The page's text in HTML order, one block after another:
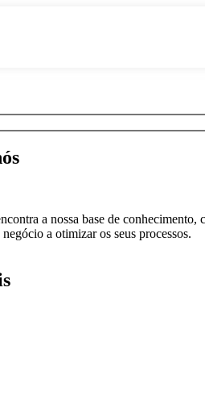
a nossa base de conhecimento,
a otimizar os seus processos.